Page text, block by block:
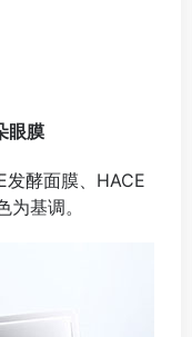
眼膜
发酵面膜、HACE
基调。